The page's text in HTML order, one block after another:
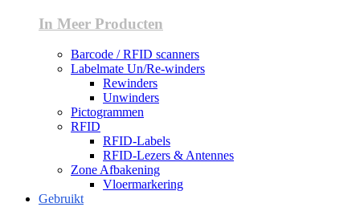
In Meer Producten
Barcode / RFID scanners
Labelmate Un/Re-winders
Rewinders
Unwinders
Pictogrammen
RFID
RFID-Labels
RFID-Lezers & Antennes
Zone Afbakening
Vloermarkering
Gebruikt